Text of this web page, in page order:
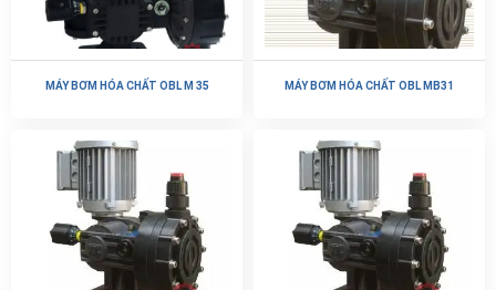
MÁY BƠM HÓA CHẤT OBL M 35 MÁY BƠM HÓA CHẤT OBL MB31